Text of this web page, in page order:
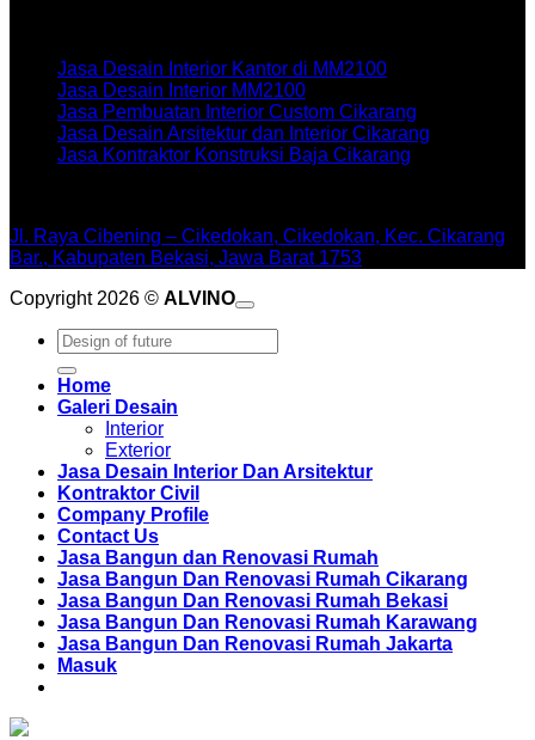
Jasa Desain Interior Kantor di MM2100
Jasa Desain Interior MM2100
Jasa Pembuatan Interior Custom Cikarang
Jasa Desain Arsitektur dan Interior Cikarang
Jasa Kontraktor Konstruksi Baja Cikarang
Jl. Raya Cibening – Cikedokan, Cikedokan, Kec. Cikarang
Bar., Kabupaten Bekasi, Jawa Barat 1753
Copyright 2026 © ALVINO
Pencarian
untuk:
Home
Galeri Desain
Interior
Exterior
Jasa Desain Interior Dan Arsitektur
Kontraktor Civil
Company Profile
Contact Us
Jasa Bangun dan Renovasi Rumah
Jasa Bangun Dan Renovasi Rumah Cikarang
Jasa Bangun Dan Renovasi Rumah Bekasi
Jasa Bangun Dan Renovasi Rumah Karawang
Jasa Bangun Dan Renovasi Rumah Jakarta
Masuk